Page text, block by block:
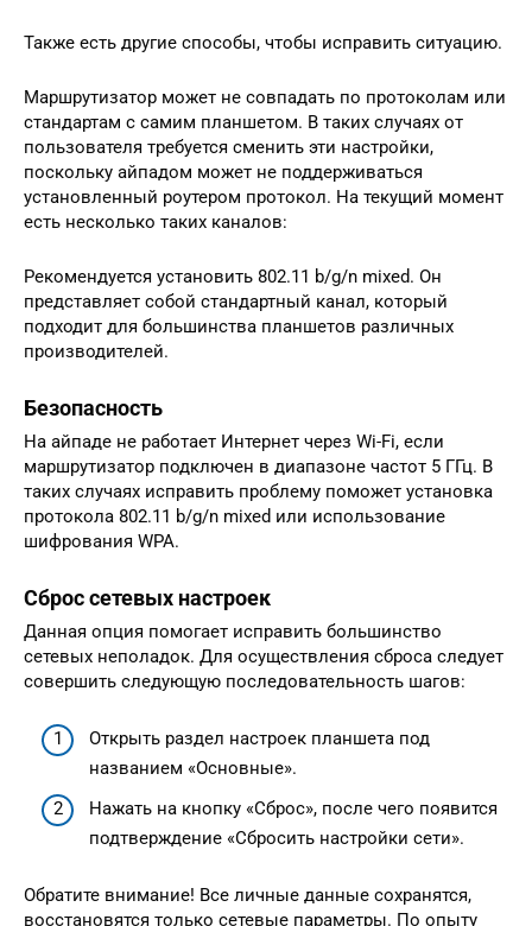
Также есть другие способы, чтобы исправить ситуацию.
Маршрутизатор может не совпадать по протоколам или
стандартам с самим планшетом. В таких случаях от
пользователя требуется сменить эти настройки,
поскольку айпадом может не поддерживаться
установленный роутером протокол. На текущий момент
есть несколько таких каналов:
Рекомендуется установить 802.11 b/g/n mixed. Он
представляет собой стандартный канал, который
подходит для большинства планшетов различных
производителей.
Безопасность
На айпаде не работает Интернет через Wi-Fi, если
маршрутизатор подключен в диапазоне частот 5 ГГц. В
таких случаях исправить проблему поможет установка
протокола 802.11 b/g/n mixed или использование
шифрования WPA.
Сброс сетевых настроек
Данная опция помогает исправить большинство
сетевых неполадок. Для осуществления сброса следует
совершить следующую последовательность шагов:
Открыть раздел настроек планшета под
названием «Основные».
Нажать на кнопку «Сброс», после чего появится
подтверждение «Сбросить настройки сети».
Обратите внимание! Все личные данные сохранятся,
восстановятся только сетевые параметры. По опыту